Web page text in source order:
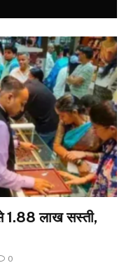
लाख सस्ती,
0